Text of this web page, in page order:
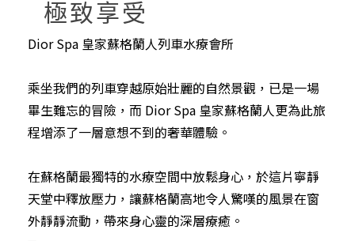
極致享受
Dior Spa 皇家蘇格蘭人列車水療會所
乘坐我們的列車穿越原始壯麗的自然景觀，已是一場
畢生難忘的冒險，而 Dior Spa 皇家蘇格蘭人更為此旅
程增添了一層意想不到的奢華體驗。
在蘇格蘭最獨特的水療空間中放鬆身心，於這片寧靜
天堂中釋放壓力，讓蘇格蘭高地令人驚嘆的風景在窗
外靜靜流動，帶來身心靈的深層療癒。